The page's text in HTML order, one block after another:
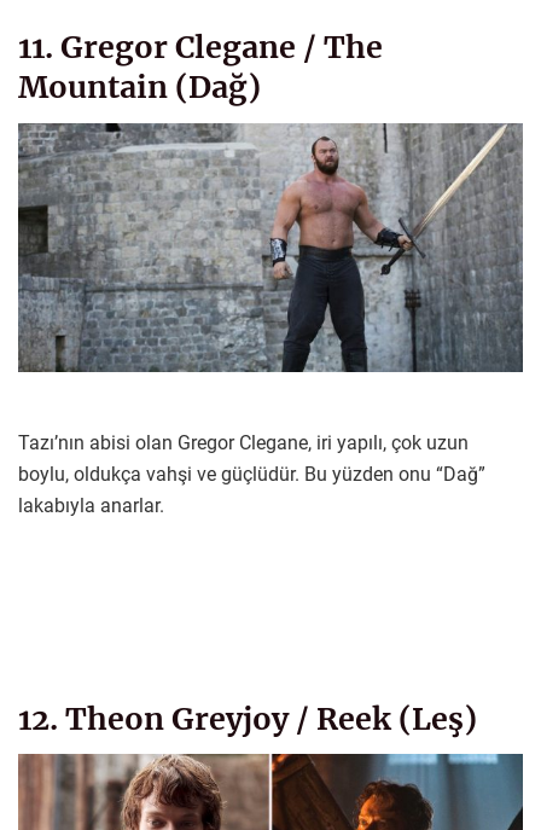
11. Gregor Clegane / The
Mountain (Dağ)
Tazı’nın abisi olan Gregor Clegane, iri yapılı, çok uzun
boylu, oldukça vahşi ve güçlüdür. Bu yüzden onu “Dağ”
lakabıyla anarlar.
12. Theon Greyjoy / Reek (Leş)